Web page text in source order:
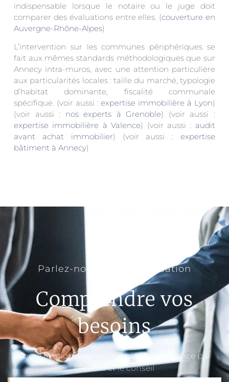
indispensable lorsque le notaire ou le juge doit
comparer des évaluations entre elles. (couverture en
Auvergne-Rhône-Alpes)
L’intervention sur les communes périphériques se
fait aux mêmes standards méthodologiques que sur
Annecy intra-muros, avec une attention particulière
aux particularités locales : taille du marché, typologie
d’habitat dominante, fiscalité communale
spécifique. (voir aussi :expertise immobilière à Lyon)
(voir aussi : nos experts à Grenoble) (voir aussi :
expertise immobilière à Valence) (voir aussi : audit
avant achat immobilier) (voir aussi :expertise
bâtiment à Annecy)
Parlez-nous de votre situation
Comprendre vos
besoins
Toute relation avec un mandant commence par
l’écoute et le conseil